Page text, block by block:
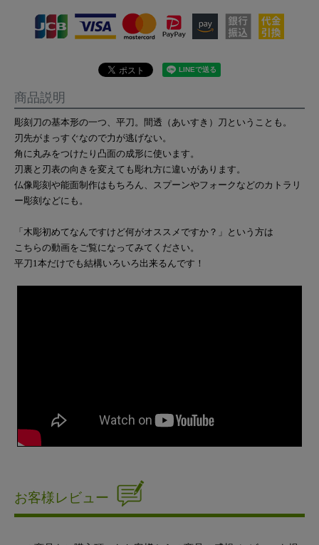
商品説明
彫刻刀の基本形の一つ、平刀。間透（あいすき）刀ということも。
刃先がまっすぐなので力が逃げない。
角に丸みをつけたり凸面の成形に使います。
刃裏と刃表の向きを変えても彫れ方に違いがあります。
仏像彫刻や能面制作はもちろん、スプーンやフォークなどのカトラリ
ー彫刻などにも。
「木彫初めてなんですけど何がオススメですか？」という方は
こちらの動画をご覧になってみてください。
平刀1本だけでも結構いろいろ出来るんです！
お客様レビュー